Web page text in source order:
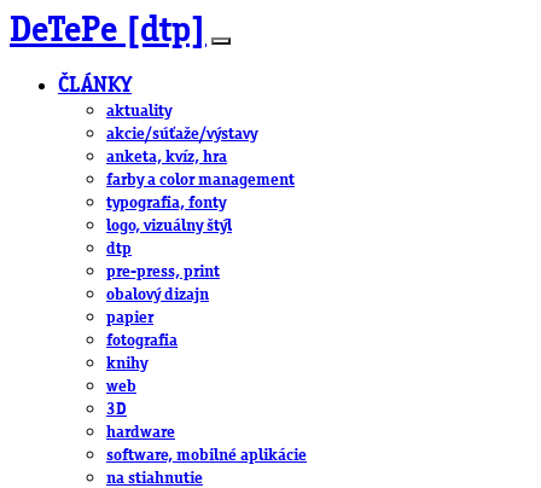
DeTePe [dtp]
ČLÁNKY
aktuality
akcie/súťaže/výstavy
anketa, kvíz, hra
farby a color management
typografia, fonty
logo, vizuálny štýl
dtp
pre-press, print
obalový dizajn
papier
fotografia
knihy
web
3D
hardware
software, mobilné aplikácie
na stiahnutie